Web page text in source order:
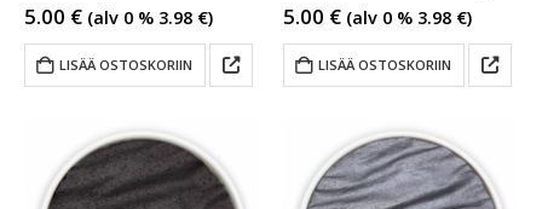
5.00 € (alv 0 % 3.98 €)
LISÄÄ OSTOSKORIIN
5.00 € (alv 0 % 3.98 €)
LISÄÄ OSTOSKORIIN